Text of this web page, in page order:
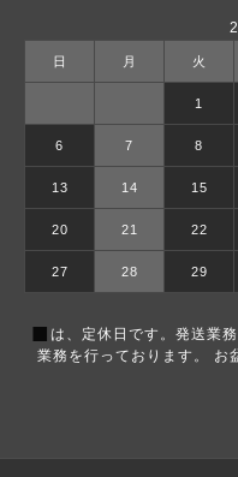
日 月 火
1
6 7 8
13 14 15
20 21 22
27 28 29
■ は、定休日です。発送業
業務を行っております。 お